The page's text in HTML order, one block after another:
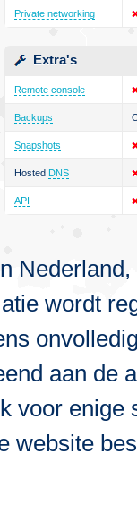
Private networking
Extra's
Remote console
Backups
Snapshots
Hosted DNS
API
wordt
aan de
voor
website